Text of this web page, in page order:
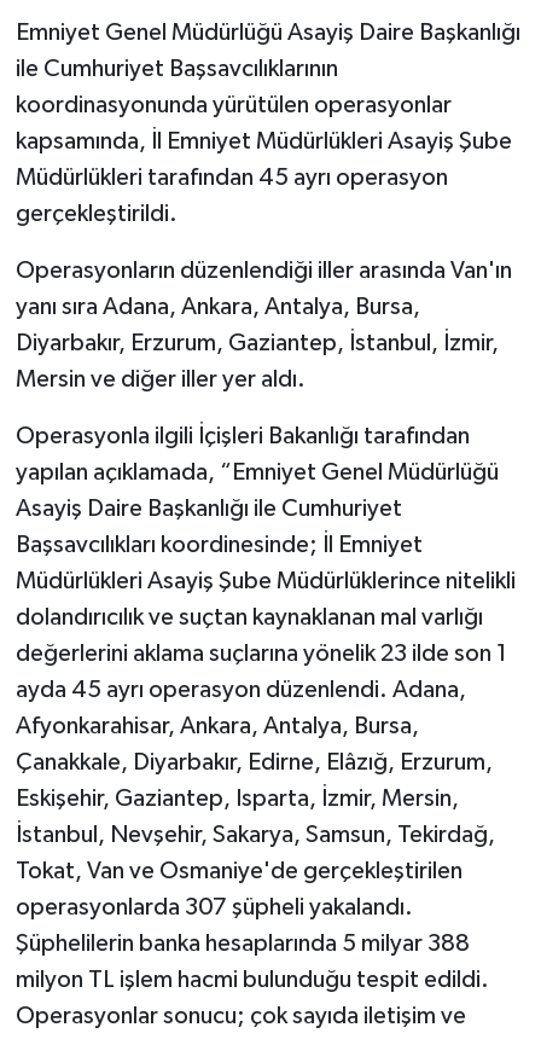
Emniyet Genel Müdürlüğü Asayiş Daire Başkanlığı
ile Cumhuriyet Başsavcılıklarının
koordinasyonunda yürütülen operasyonlar
kapsamında, İl Emniyet Müdürlükleri Asayiş Şube
Müdürlükleri tarafından 45 ayrı operasyon
gerçekleştirildi.
Operasyonların düzenlendiği iller arasında Van'ın
yanı sıra Adana, Ankara, Antalya, Bursa,
Diyarbakır, Erzurum, Gaziantep, İstanbul, İzmir,
Mersin ve diğer iller yer aldı.
Operasyonla ilgili İçişleri Bakanlığı tarafından
yapılan açıklamada, “Emniyet Genel Müdürlüğü
Asayiş Daire Başkanlığı ile Cumhuriyet
Başsavcılıkları koordinesinde; İl Emniyet
Müdürlükleri Asayiş Şube Müdürlüklerince nitelikli
dolandırıcılık ve suçtan kaynaklanan mal varlığı
değerlerini aklama suçlarına yönelik 23 ilde son 1
ayda 45 ayrı operasyon düzenlendi. Adana,
Afyonkarahisar, Ankara, Antalya, Bursa,
Çanakkale, Diyarbakır, Edirne, Elâzığ, Erzurum,
Eskişehir, Gaziantep, Isparta, İzmir, Mersin,
İstanbul, Nevşehir, Sakarya, Samsun, Tekirdağ,
Tokat, Van ve Osmaniye'de gerçekleştirilen
operasyonlarda 307 şüpheli yakalandı.
Şüphelilerin banka hesaplarında 5 milyar 388
milyon TL işlem hacmi bulunduğu tespit edildi.
Operasyonlar sonucu; çok sayıda iletişim ve